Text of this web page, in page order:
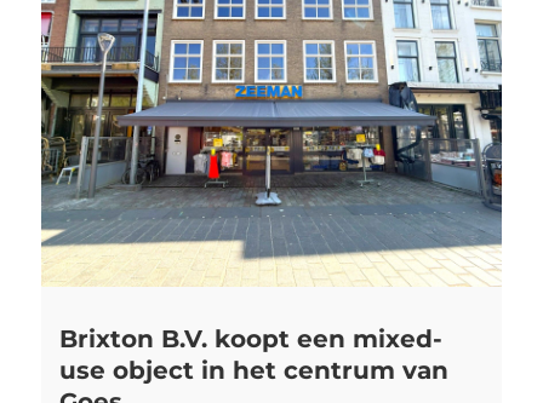
Brixton B.V. koopt een mixed-
use object in het centrum van